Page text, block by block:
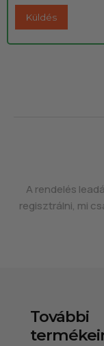
A rendelés
regisztrálni, mi
További